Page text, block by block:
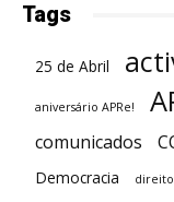
Tags
25 de Abril
aniversário APRe!
comunicados
Democracia